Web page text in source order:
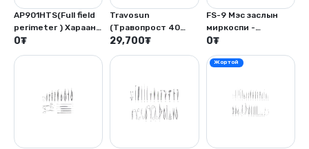
AP901HTS(Full field
perimeter ) Харааны
талбайн периметр
0₮
Travosun
(Травопрост 40
mcg -3мл)
29,700₮
FS-9 Мэс заслын
миркоспи -
Захиалгаар ирнэ
0₮
Жортой